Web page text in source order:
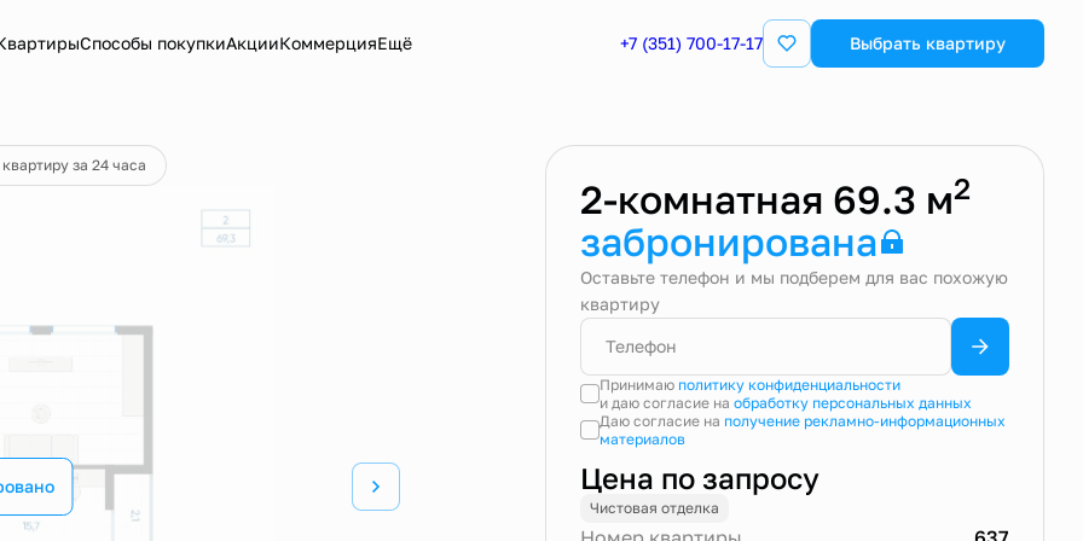
Способы покупкиАкцииКоммерцияЕщё +7 (351) 700-17-17 Выбрать квартиру
Квартира забронирована
за 24 часа
2-комнатная 69.3 м2
забронирована
Оставьте телефон и мы подберем для вас похожую
квартиру
Принимаю политику конфиденциальности
и даю согласие на обработку персональных данных
Даю согласие на получение рекламно-информационных
материалов
Цена по запросу
Чистовая отделка